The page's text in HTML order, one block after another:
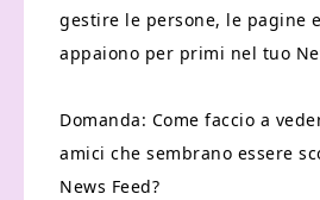
gestire le persone, le pagine
appaiono per primi nel tuo
Domanda: Come faccio a
amici che sembrano essere
News Feed?